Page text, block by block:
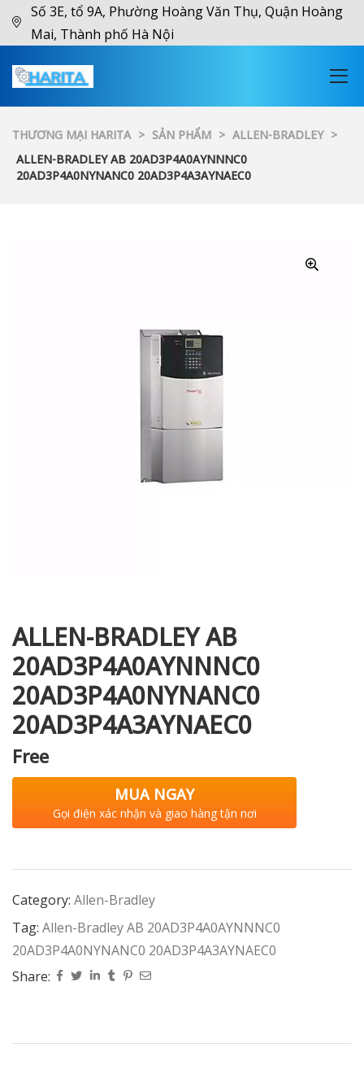
Số 3E, tổ 9A, Phường Hoàng Văn Thụ, Quận Hoàng
Mai, Thành phố Hà Nội
THƯƠNG MẠI HARITA > SẢN PHẨM > ALLEN-BRADLEY >
ALLEN-BRADLEY AB 20AD3P4A0AYNNNC0
20AD3P4A0NYNANC0 20AD3P4A3AYNAEC0
ALLEN-BRADLEY AB
20AD3P4A0AYNNNC0
20AD3P4A0NYNANC0
20AD3P4A3AYNAEC0
Free
MUA NGAY
Gọi điện xác nhận và giao hàng tận nơi
Category: Allen-Bradley
Tag: Allen-Bradley AB 20AD3P4A0AYNNNC0
20AD3P4A0NYNANC0 20AD3P4A3AYNAEC0
Share: